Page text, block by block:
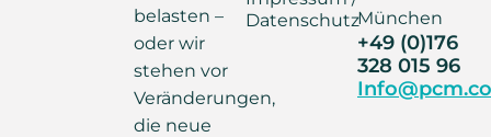
belasten –
oder wir
stehen vor
Veränderungen,
die neue
DatenschutzMünchen
+49 (0)176
328 015 96